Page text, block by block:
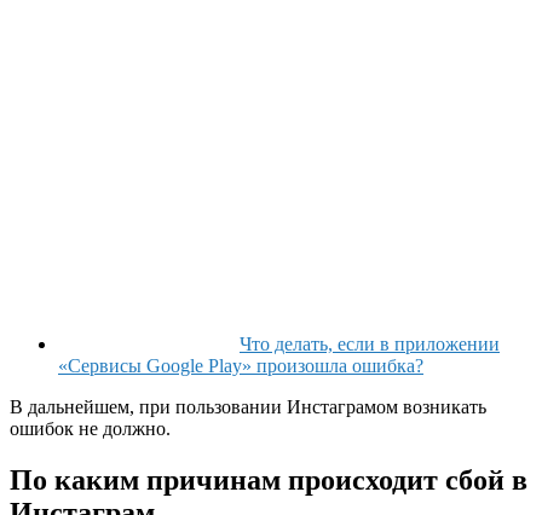
Что делать, если в приложении
«Сервисы Google Play» произошла ошибка?
В дальнейшем, при пользовании Инстаграмом возникать
ошибок не должно.
По каким причинам происходит сбой в